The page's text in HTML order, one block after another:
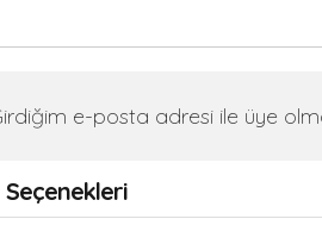
e-posta adresi ile üye